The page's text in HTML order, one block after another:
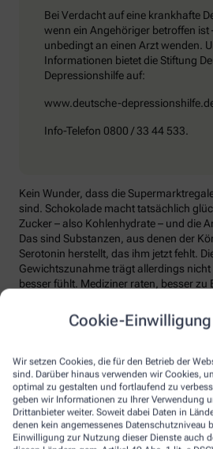
Cookie-
Wir setzen Cookies, die für den Betrieb der
sind. Darüber hinaus verwenden wir Cookies,
optimal zu gestalten und fortlaufend zu
geben wir Informationen zu Ihrer Verwendung
Drittanbieter weiter. Soweit dabei Daten in
denen kein angemessenes Datenschutzniveau
Einwilligung zur Nutzung dieser Dienste auch
Bei Verdacht auf eine krankhafte
wenn ein Angehöriger betroffen ist
unbedingt an einen Arzt wenden.
Informationen bietet die Stiftung
Depressionshilfe auf:
www.deutsche-
Info-Telefon 0800 / 33 44 533.
Kein Wunder, dass die
sind. Schokolade macht tatsächlich
Zucker – also Kohlenhydrate – und die
Das sind Substanzen, aus denen der
Serotonin herstellt, das ihm jetzt fehlt.
Gewichtszunahme trägt allerdings
besser fühlt. Mediziner raten, besser zu
Energiestoffwechsel und unterstützen
zurückzuziehen. Im Gegenteil: Aktiv zu
Freunden etwas zu unternehmen, viel
sich zum Beispiel mit seinem Hobby
die Laune. Dabei hilft, sich jeden
der kommenden Woche Schönes
Sommer-Feeling lässt sich auch